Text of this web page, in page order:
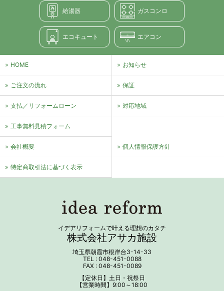
イデアリフォームで叶える理想のカタチ
株式会社アサカ施設
埼玉県朝霞市根岸台3-14-33
TEL : 048-451-0088
FAX : 048-451-0089
【定休日】土日・祝祭日
【営業時間】9:00～18:00
給湯器 ガスコンロ
エコキュート エアコン
HOME お知らせ
ご注文の流れ 保証
支払／リフォームローン 対応地域
⼯事無料⾒積フォーム
会社概要 個⼈情報保護⽅針
特定商取引法に基づく表⽰